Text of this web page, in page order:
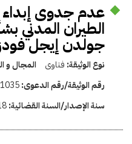
عدم جدوى إبداء
الطيران المدني
جولدن إيجل فودز
نوع الوثيقة: فتاوى المجال و
رقم الوثيقة/رقم الدعوى:1035
سنة الإصدار/السنة القضائية: